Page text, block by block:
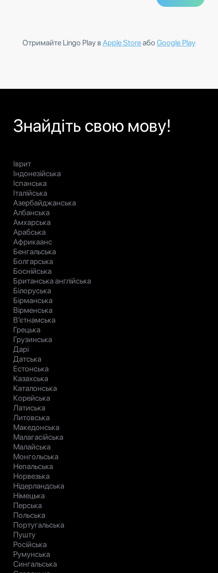
Отримайте Lingo Play в Apple Storeабо Google Play
Знайдіть свою мову!
Іврит
Індонезійська
Іспанська
Італійська
Азербайджанська
Албанська
Амхарська
Арабська
Африкаанс
Бенгальська
Болгарська
Боснійська
Британська англійська
Білоруська
Бірманська
Вірменська
В’єтнамська
Грецька
Грузинська
Дарі
Датська
Естонська
Казахська
Каталонська
Корейська
Латиська
Литовська
Македонська
Малагасійська
Малайська
Монгольська
Непальська
Норвезька
Нідерландська
Німецька
Перська
Польська
Португальська
Пушту
Російська
Румунська
Сингальська